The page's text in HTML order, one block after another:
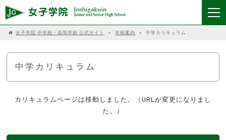
女子学院 中学校・高等学校 公式サイト > 学校案内 > 中学カリキュラム
中学カリキュラム
カリキュラムページは移動しました。（URLが変更になりまし
た。）